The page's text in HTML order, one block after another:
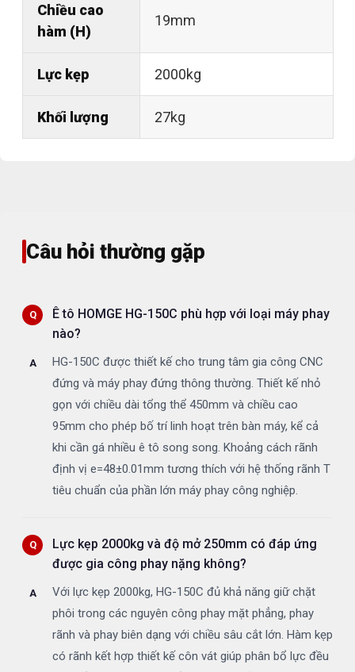
Chiều cao
hàm (H)
19mm
Lực kẹp 2000kg
Khối lượng 27kg
Câu hỏi thường gặp
Ê tô HOMGE HG-150C phù hợp với loại máy phay
nào?
HG-150C được thiết kế cho trung tâm gia công CNC
đứng và máy phay đứng thông thường. Thiết kế nhỏ
gọn với chiều dài tổng thể 450mm và chiều cao
95mm cho phép bố trí linh hoạt trên bàn máy, kể cả
khi cần gá nhiều ê tô song song. Khoảng cách rãnh
định vị e=48±0.01mm tương thích với hệ thống rãnh T
tiêu chuẩn của phần lớn máy phay công nghiệp.
Lực kẹp 2000kg và độ mở 250mm có đáp ứng
được gia công phay nặng không?
Với lực kẹp 2000kg, HG-150C đủ khả năng giữ chặt
phôi trong các nguyên công phay mặt phẳng, phay
rãnh và phay biên dạng với chiều sâu cắt lớn. Hàm kẹp
có rãnh kết hợp thiết kế côn vát giúp phân bổ lực đều